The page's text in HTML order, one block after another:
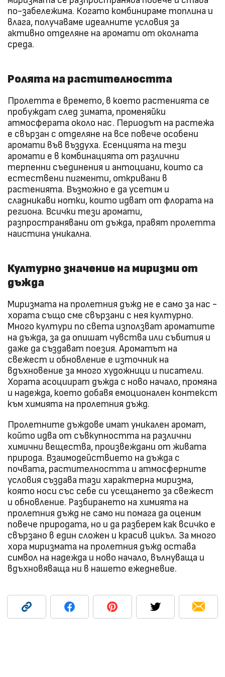
по-забележима. Когато комбинираме топлина и
влага, получаваме идеалните условия за
активно отделяне на аромати от околната
среда.
Ролята на растителността
Пролетта е времето, в което растенията се
пробуждат след зимата, променяйки
атмосферата около нас. Периодът на растежа
е свързан с отделяне на все повече особени
аромати във въздуха. Есенцията на тези
аромати е в комбинацията от различни
терпенни съединения и антоциани, които са
естествени пигменти, откривани в
растенията. Възможно е да усетим и
сладникави нотки, които идват от флората на
региона. Всички тези аромати,
разпространявани от дъжда, правят пролетта
наистина уникална.
Културно значение на миризми от
дъжда
Миризмата на пролетния дъжд не е само за нас -
хората също сме свързани с нея културно.
Много култури по света използват ароматите
на дъжда, за да опишат чувства или събития и
даже да създават поезия. Ароматът на
свежест и обновление е източник на
вдъхновение за много художници и писатели.
Хората асоциират дъжда с ново начало, промяна
и надежда, което добавя емоционален контекст
към химията на пролетния дъжд.
Пролетните дъждове имат уникален аромат,
който идва от съвкупността на различни
химични вещества, произвеждани от живата
природа. Взаимодействието на дъжда с
почвата, растителността и атмосферните
условия създава тази характерна миризма,
която носи със себе си усещането за свежест
и обновление. Разбирането на химията на
пролетния дъжд не само ни помага да оценим
повече природата, но и да разберем как всичко е
свързано в един сложен и красив цикъл. За много
хора миризмата на пролетния дъжд остава
символ на надежда и ново начало, вълнуваща и
вдъхновяваща ни в нашето ежедневие.